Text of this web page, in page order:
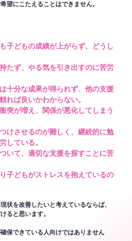
望にこたえることはできません。
子どもの成績が上がらず、どうし
たず、やる気を引き出すのに苦労
十分な成果が得られず、他の支援
れば良いかわからない。
突が増え、関係が悪化してしまう
けさせるのが難しく、継続的に勉
している。
いて、適切な支援を探すことに苦
子どもがストレスを抱えているの
状を改善したいと考えているならば、
ると思います。
保できている人向けではありません